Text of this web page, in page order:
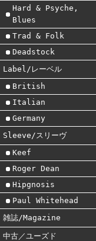
Hard & Psyche,
Blues
Trad & Folk
Deadstock
Label/レーベル
British
Italian
Germany
Sleeve/スリーヴ
Keef
Roger Dean
Hipgnosis
Paul Whitehead
雑誌/Magazine
中古／ユーズド